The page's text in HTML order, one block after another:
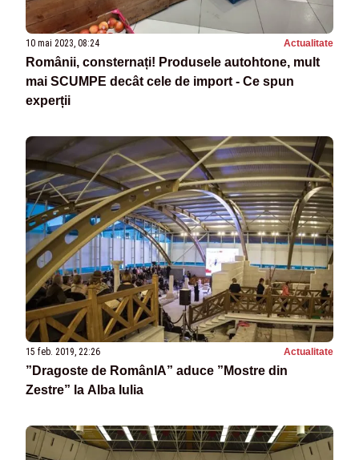
10 mai 2023, 08:24 Actualitate
Românii, consternați! Produsele autohtone, mult
mai SCUMPE decât cele de import - Ce spun
experții
15 feb. 2019, 22:26 Actualitate
”Dragoste de RomânIA” aduce ”Mostre din
Zestre” la Alba Iulia